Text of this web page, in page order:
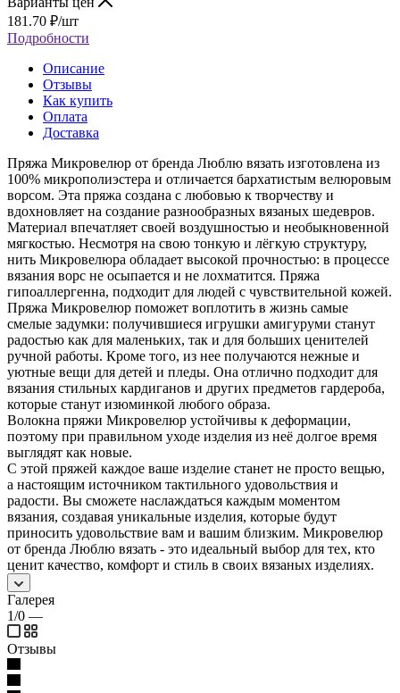
181.70 ₽/шт
Подробности
Описание
Отзывы
Как купить
Оплата
Доставка
Пряжа Микровелюр от бренда Люблю вязать изготовлена из
100% микрополиэстера и отличается бархатистым велюровым
ворсом. Эта пряжа создана с любовью к творчеству и
вдохновляет на создание разнообразных вязаных шедевров.
Материал впечатляет своей воздушностью и необыкновенной
мягкостью. Несмотря на свою тонкую и лёгкую структуру,
нить Микровелюра обладает высокой прочностью: в процессе
вязания ворс не осыпается и не лохматится. Пряжа
гипоаллергенна, подходит для людей с чувствительной кожей.
Пряжа Микровелюр поможет воплотить в жизнь самые
смелые задумки: получившиеся игрушки амигуруми станут
радостью как для маленьких, так и для больших ценителей
ручной работы. Кроме того, из нее получаются нежные и
уютные вещи для детей и пледы. Она отлично подходит для
вязания стильных кардиганов и других предметов гардероба,
которые станут изюминкой любого образа.
Волокна пряжи Микровелюр устойчивы к деформации,
поэтому при правильном уходе изделия из неё долгое время
выглядят как новые.
С этой пряжей каждое ваше изделие станет не просто вещью,
а настоящим источником тактильного удовольствия и
радости. Вы сможете наслаждаться каждым моментом
вязания, создавая уникальные изделия, которые будут
приносить удовольствие вам и вашим близким. Микровелюр
от бренда Люблю вязать - это идеальный выбор для тех, кто
ценит качество, комфорт и стиль в своих вязаных изделиях.
Галерея
1/0 —
Отзывы